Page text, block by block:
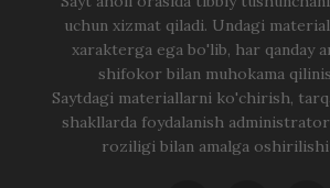
uchun xizmat qiladi. Undagi
xarakterga ega bo'lib, har qanday
shifokor bilan muhokama
Saytdagi materiallarni ko'chirish,
shakllarda foydalanish
roziligi bilan amalga oshirilishi